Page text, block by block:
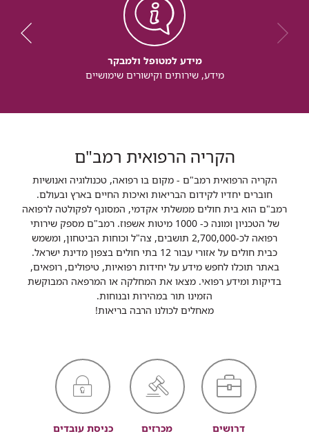
מידע למטופל ולמבקר
מידע, שירותים וקישורים שימושיים
הקריה הרפואית רמב"ם
הקריה הרפואית רמב"ם - מקום בו רפואה, טכנולוגיה ואנושיות
חוברים יחדיו לקידום הבריאות ואיכות החיים בארץ ובעולם.
רמב"ם הוא בית חולים ממשלתי אקדמי, המסונף לפקולטה לרפואה
של הטכניון ומונה כ- 1000 מיטות אשפוז. רמב"ם מספק שירותי
רפואה לכ-2,700,000 תושבים, צה"ל וכוחות הביטחון, ומשמש
כבית חולים על אזורי עבור 12 בתי חולים בצפון מדינת ישראל.
באתר תוכלו לחפש מידע על יחידות רפואיות, טיפולים, רופאים,
בדיקות ומידע רפואי. מצאו את המחלקה או המרפאה המבוקשת
הזמינו תור במהירות ובנוחות.
מאחלים לכולנו הרבה בריאות!
דרושים מכרזים כניסת עובדים